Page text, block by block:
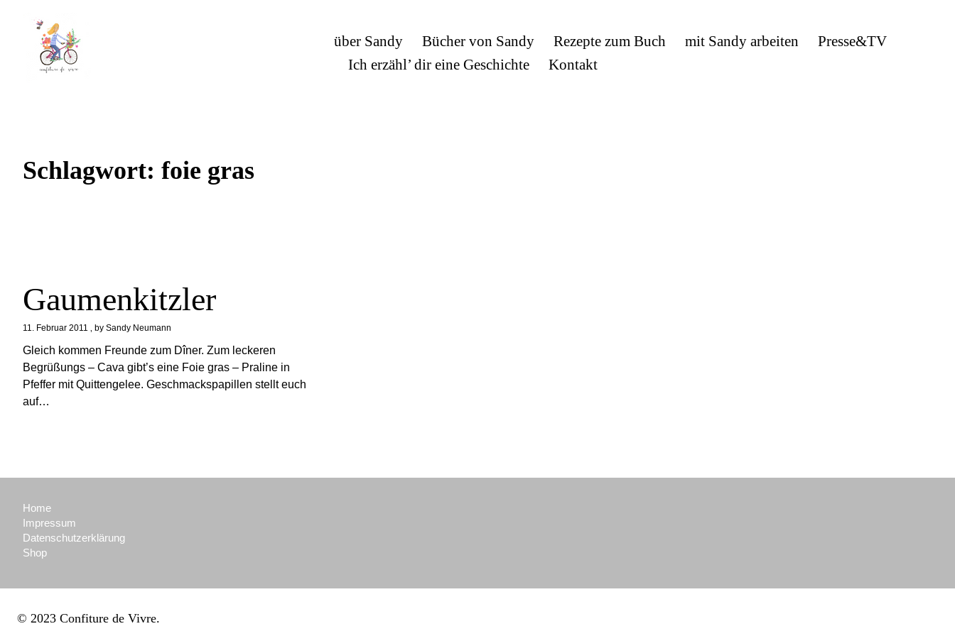
über Sandy Bücher von Sandy Rezepte zum Buch mit Sandy arbeiten
Presse&TV
Ich erzähl’ dir eine Geschichte
Kontakt
Schlagwort:foie gras
Gaumenkitzler
11. Februar 2011 bySandy Neumann
Gleich kommen Freunde zum Dîner. Zum leckeren
Begrüßungs – Cava gibt’s eine Foie gras – Praline in
Pfeffer mit Quittengelee. Geschmackspapillen stellt euch
auf…
Home
Impressum
Datenschutzerklärung
Shop
© 2023 Confiture de Vivre